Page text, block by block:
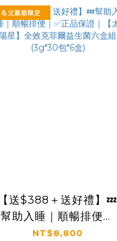
💪父親節限定
【送$388＋送好禮】💤
幫助入睡｜順暢排便｜
✅正品保證｜【太陽
NT$8,800